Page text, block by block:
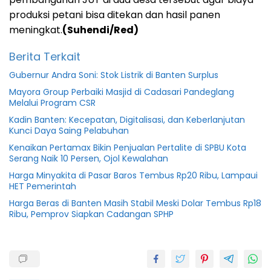
produksi petani bisa ditekan dan hasil panen
meningkat.(Suhendi/Red)
Berita Terkait
Gubernur Andra Soni: Stok Listrik di Banten Surplus
Mayora Group Perbaiki Masjid di Cadasari Pandeglang
Melalui Program CSR
Kadin Banten: Kecepatan, Digitalisasi, dan Keberlanjutan
Kunci Daya Saing Pelabuhan
Kenaikan Pertamax Bikin Penjualan Pertalite di SPBU Kota
Serang Naik 10 Persen, Ojol Kewalahan
Harga Minyakita di Pasar Baros Tembus Rp20 Ribu, Lampaui
HET Pemerintah
Harga Beras di Banten Masih Stabil Meski Dolar Tembus Rp18
Ribu, Pemprov Siapkan Cadangan SPHP
soni